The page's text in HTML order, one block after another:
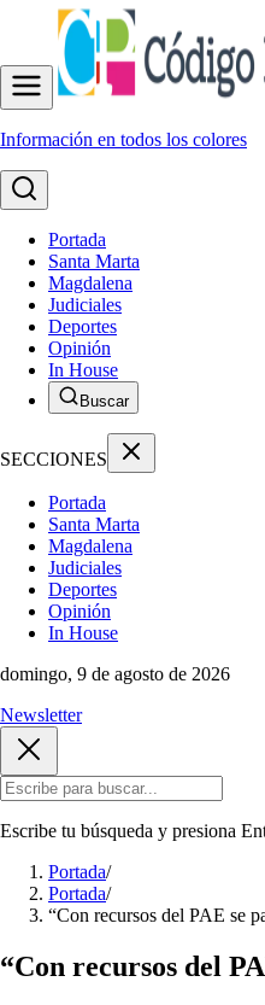
Información en todos los colores
Portada
Santa Marta
Magdalena
Judiciales
Deportes
Opinión
In House
Buscar
SECCIONES
Portada
Santa Marta
Magdalena
Judiciales
Deportes
Opinión
In House
domingo, 9 de agosto de 2026
Newsletter
Escribe tu búsqueda y presiona
Portada/
Portada/
“Con recursos del PAE se
“Con recursos del